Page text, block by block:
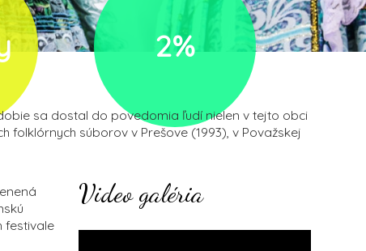
2%
sa dostal do povedomia ľudí nielen v tejto obci
súborov v Prešove (1993), v Považskej
festivale
Video galéria